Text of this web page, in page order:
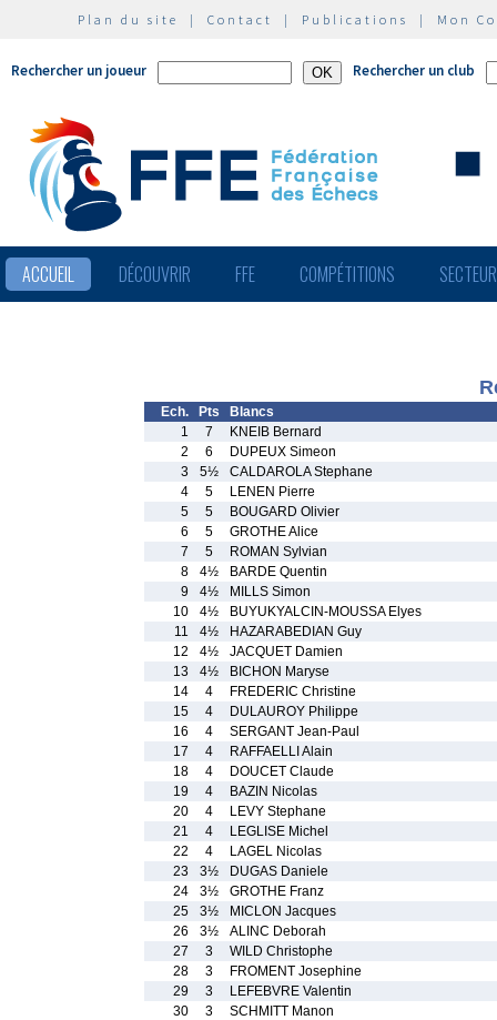
Plan du site | Contact | Publications | Mon
Rechercher un joueur Rechercher un club
ACCUEIL DÉCOUVRIR FFE COMPÉTITIONS
Ech. Pts
Blancs
1
7
KNEIB Bernard
2
6
DUPEUX Simeon
3
5½
CALDAROLA Stephane
4
5
LENEN Pierre
5
5
BOUGARD Olivier
6
5
GROTHE Alice
7
5
ROMAN Sylvian
8
4½
BARDE Quentin
9
4½
MILLS Simon
10
4½
BUYUKYALCIN-MOUSSA Elyes
11
4½
HAZARABEDIAN Guy
12
4½
JACQUET Damien
13
4½
BICHON Maryse
14
4
FREDERIC Christine
15
4
DULAUROY Philippe
16
4
SERGANT Jean-Paul
17
4
RAFFAELLI Alain
18
4
DOUCET Claude
19
4
BAZIN Nicolas
20
4
LEVY Stephane
21
4
LEGLISE Michel
22
4
LAGEL Nicolas
23
3½
DUGAS Daniele
24
3½
GROTHE Franz
25
3½
MICLON Jacques
26
3½
ALINC Deborah
27
3
WILD Christophe
28
3
FROMENT Josephine
29
3
LEFEBVRE Valentin
30
3
SCHMITT Manon